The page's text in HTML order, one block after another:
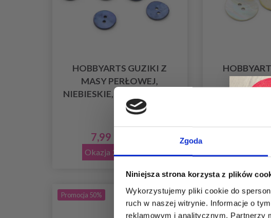
Zgoda
Niniejsza strona korzysta z plików
Wykorzystujemy pliki cookie do
ruch w naszej witrynie. Informacje o
reklamowym i analitycznym. Partnerzy
HOBBYARTS GUZIKI Z
MASY PERŁOWEJ,
NIEBIESKIE, 15 MM, 10 SZT
7,99 zł
Okazja 31/08/2026
MASY
Promocja 50%